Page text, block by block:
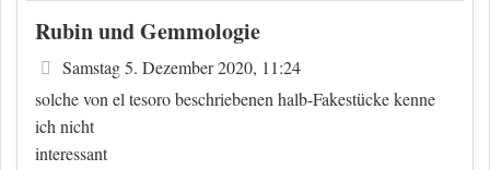
Rubin und Gemmologie
Beitrag
Samstag 5. Dezember 2020, 11:24
solche von el tesoro beschriebenen halb-Fakestücke kenne
ich nicht
interessant